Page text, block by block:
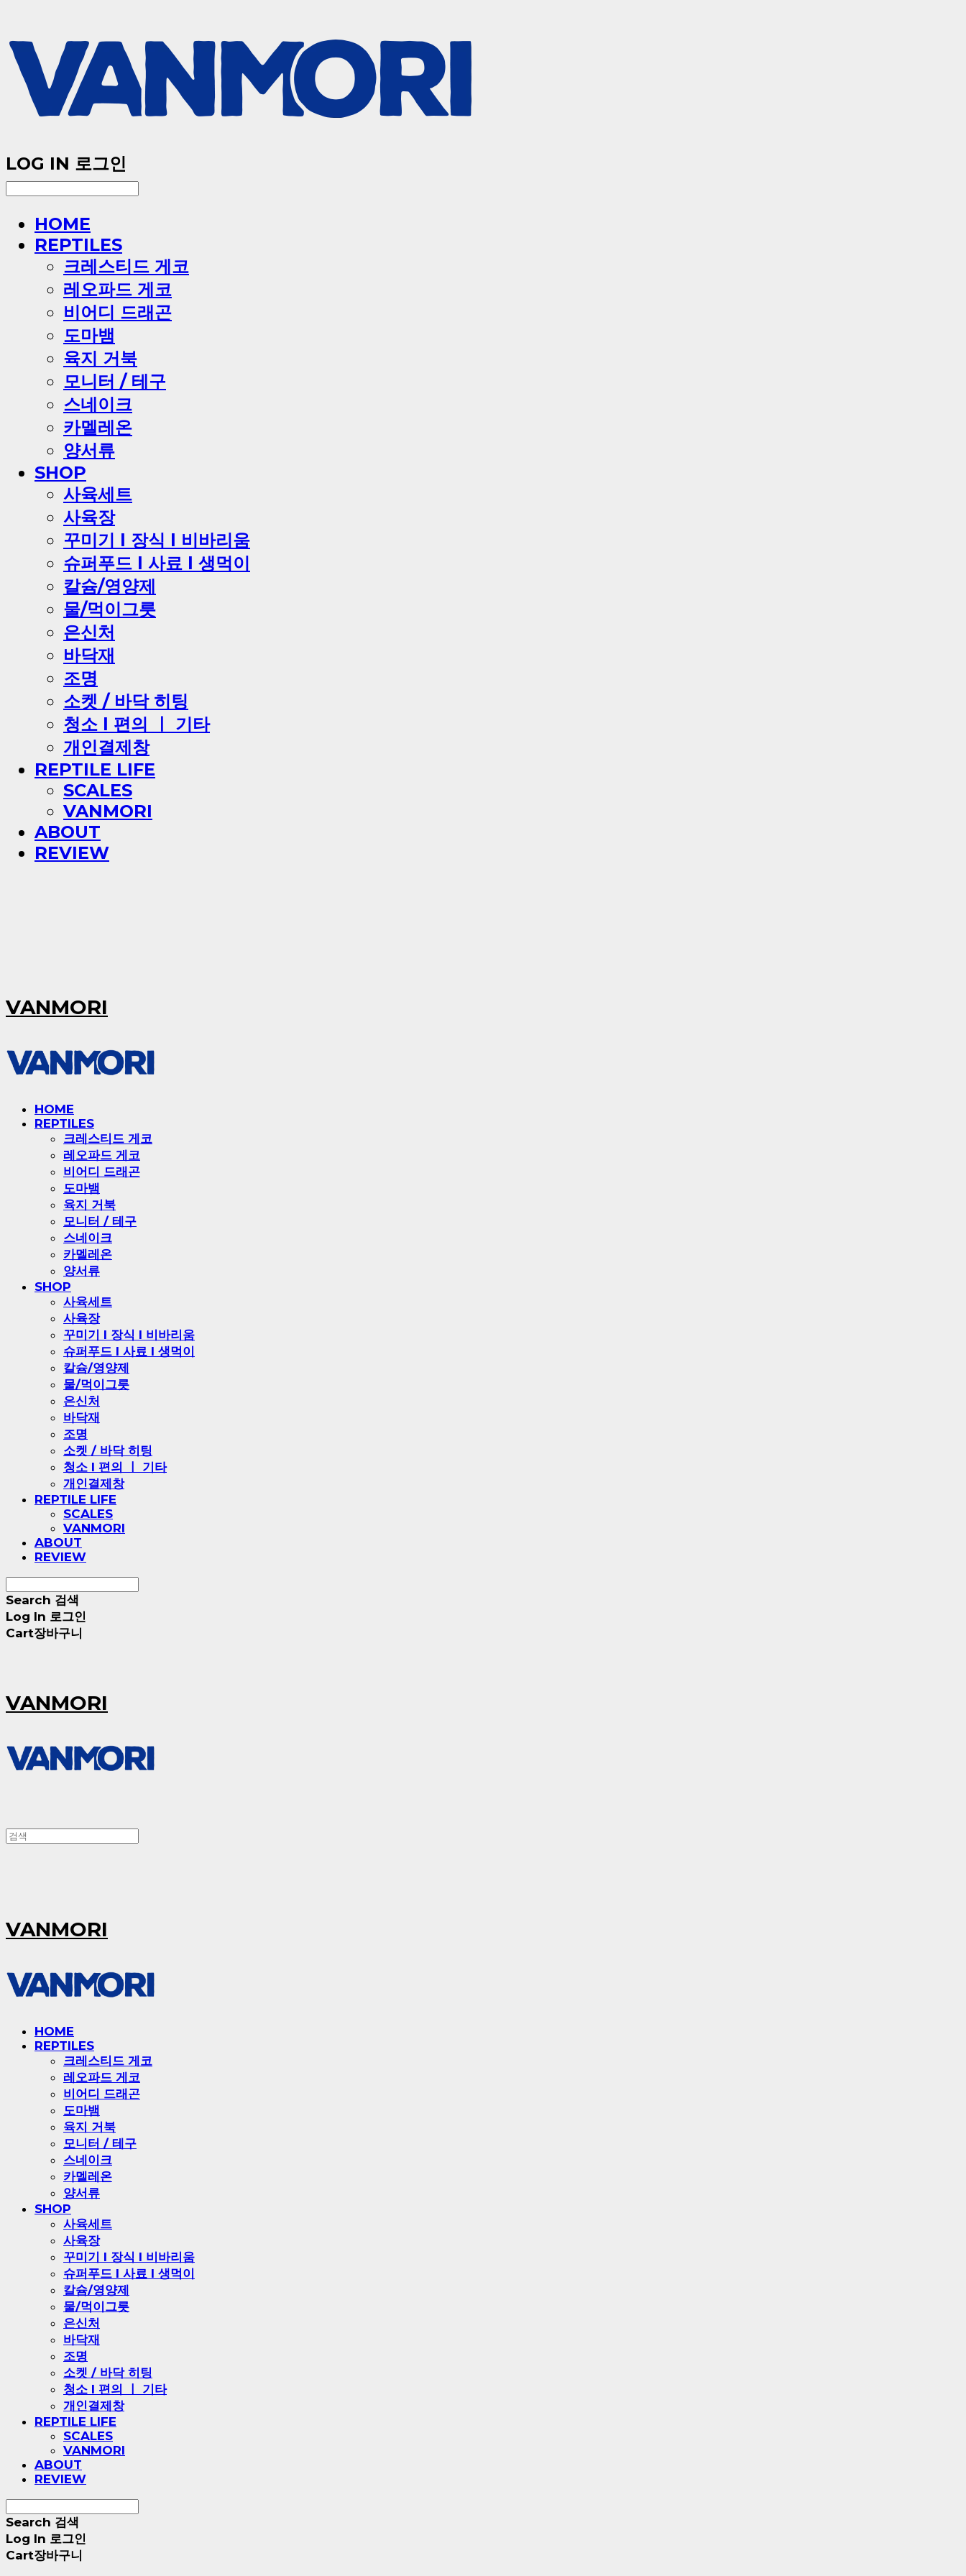
LOG IN 로그인
HOME
REPTILES
크레스티드 게코
레오파드 게코
비어디 드래곤
도마뱀
육지 거북
모니터 / 테구
스네이크
카멜레온
양서류
SHOP
사육세트
사육장
꾸미기 l 장식 l 비바리움
슈퍼푸드 l 사료 l 생먹이
칼슘/영양제
물/먹이그릇
은신처
바닥재
조명
소켓 / 바닥 히팅
청소 l 편의 ㅣ 기타
개인결제창
REPTILE LIFE
SCALES
VANMORI
ABOUT
REVIEW
VANMORI
HOME
REPTILES
크레스티드 게코
레오파드 게코
비어디 드래곤
도마뱀
육지 거북
모니터 / 테구
스네이크
카멜레온
양서류
SHOP
사육세트
사육장
꾸미기 l 장식 l 비바리움
슈퍼푸드 l 사료 l 생먹이
칼슘/영양제
물/먹이그릇
은신처
바닥재
조명
소켓 / 바닥 히팅
청소 l 편의 ㅣ 기타
개인결제창
REPTILE LIFE
SCALES
VANMORI
ABOUT
REVIEW
Search 검색
Log In 로그인
Cart장바구니
VANMORI
VANMORI
HOME
REPTILES
크레스티드 게코
레오파드 게코
비어디 드래곤
도마뱀
육지 거북
모니터 / 테구
스네이크
카멜레온
양서류
SHOP
사육세트
사육장
꾸미기 l 장식 l 비바리움
슈퍼푸드 l 사료 l 생먹이
칼슘/영양제
물/먹이그릇
은신처
바닥재
조명
소켓 / 바닥 히팅
청소 l 편의 ㅣ 기타
개인결제창
REPTILE LIFE
SCALES
VANMORI
ABOUT
REVIEW
Search 검색
Log In 로그인
Cart장바구니